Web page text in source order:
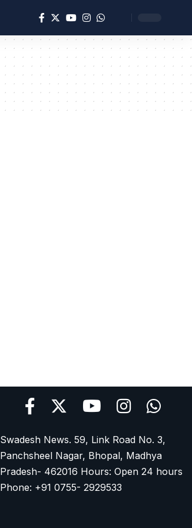
Swadesh News. 59, Link Road No. 3,
Panchsheel Nagar, Bhopal, Madhya
Pradesh- 462016 Hours: Open 24 hours
Phone: +91 0755- 2929533